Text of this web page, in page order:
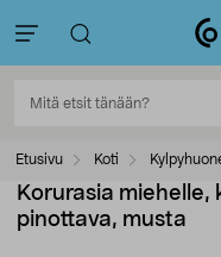
Etusivu Koti
Korurasia miehelle,
pinottava, musta